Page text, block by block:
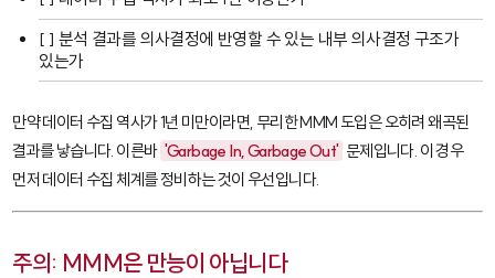
[ ] 분석 결과를 의사결정에 반영할 수 있는 내부 의사결정 구조가
있는가
만약 데이터 수집 역사가 1년 미만이라면, 무리한 MMM 도입은 오히려 왜곡된
결과를 낳습니다. 이른바 'Garbage In, Garbage Out' 문제입니다. 이 경우
먼저 데이터 수집 체계를 정비하는 것이 우선입니다.
주의: MMM은 만능이 아닙니다